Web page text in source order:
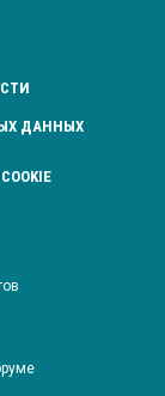
ДАННЫХ